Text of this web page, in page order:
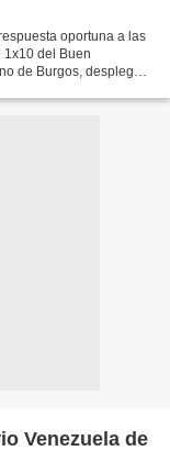
oportuna a las
1x10 del Buen
de Burgos, desplegó
Venezuela de